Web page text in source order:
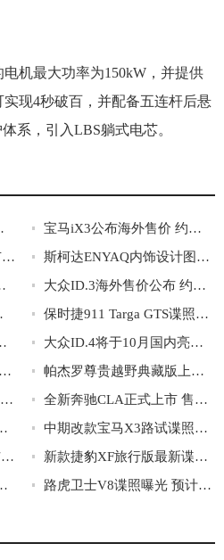
机最大功率为150kW，并提供
现4秒破百，并配备五连杆后悬
系，引入LBS躺式电芯。
生产
宝马iX3公布海外售价 约合人民币55.4万元
改款奔驰C级旅行轿车上市 售价36.08-39.28万
斯柯达ENYAQ内饰设计图曝光 配悬浮式中控屏
望达到480km
大众ID.3海外售价公布 约售价28.8-36.3万元
出排气
保时捷911 Targa GTS谍照曝光 搭载搭载3.0T动力
为全新纯电动车
大众ID.4将于10月国内亮相 国内首款MEB平台车型
全新宝马M3低伪装谍照曝光 或搭载3.0T动力
帕杰罗尊贵越野典藏版上市 售价38.98万元
全新奔驰S级安全配置发布 配后排正面安全气囊
全新奔驰CLA正式上市 售价29.98-38.18万
迟 或三季度发布
中期改款宝马X3路试谍照曝光 前脸和尾部调整
悍马EV卡车/SUV预告发布 将秋天首发亮相
新款捷豹XF旅行版最新谍照曝光 配运动版套件
卫士正式上市
路虎卫士V8谍照曝光 预计最快2021年底亮相